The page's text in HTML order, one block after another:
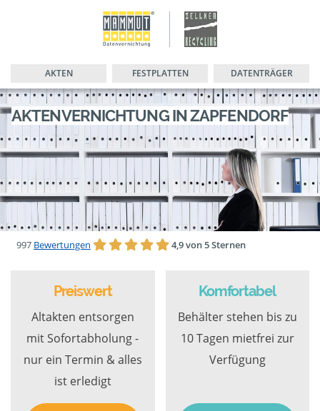
AKTEN FESTPLATTEN DATENTRÄGER
AKTENVERNICHTUNG IN ZAPFENDORF
997 Bewertungen 4,9 von 5 Sternen
Preiswert
Altakten entsorgen
mit Sofortabholung -
nur ein Termin & alles
ist erledigt
Komfortabel
Behälter stehen bis zu
10 Tagen mietfrei zur
Verfügung